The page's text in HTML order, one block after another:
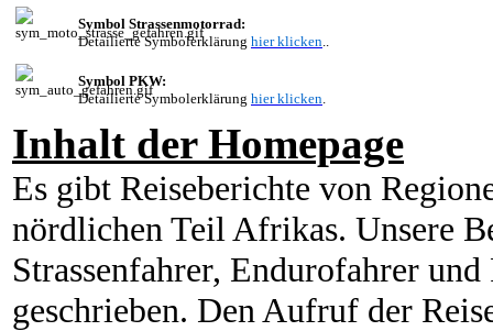
Symbol Strassenmotorrad:
Detailierte Symbolerklärung hier klicken..
Symbol PKW:
Detailierte Symbolerklärung hier klicken.
Inhalt der Homepage
Es gibt Reiseberichte von
nördlichen Teil Afrikas. Unsere
Strassenfahrer, Endurofahrer
geschrieben. Den Aufruf der